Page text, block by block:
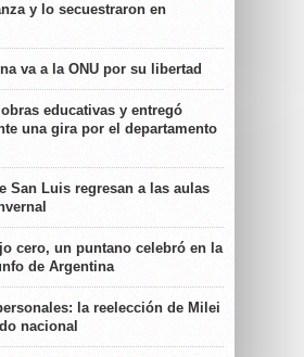
y lo secuestraron en
va a la ONU por su libertad
educativas y entregó
una gira por el departamento
San Luis regresan a las aulas
cero, un puntano celebró en la
de Argentina
la reelección de Milei
nacional